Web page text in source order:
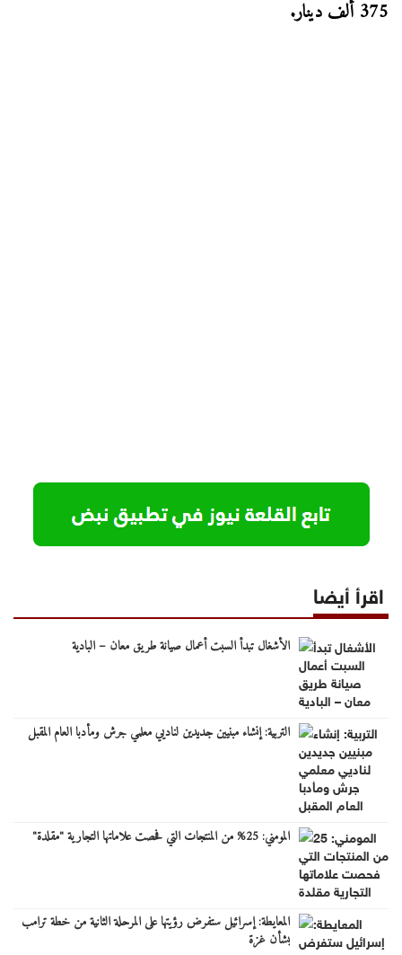
375 ألف دينار.
اقرأ أيضا
الأشغال تبدأ السبت أعمال صيانة طريق معان – البادية
التربية: إنشاء مبنيين جديدين لناديي معلمي جرش ومأدبا العام المقبل
المومني: 25% من المنتجات التي فحصت علاماتها التجارية "مقلدة"
المعايطة: إسرائيل ستفرض رؤيتها على المرحلة الثانية من خطة ترامب
بشأن غزة